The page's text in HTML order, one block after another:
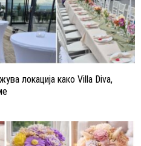
локација како Villa Diva,